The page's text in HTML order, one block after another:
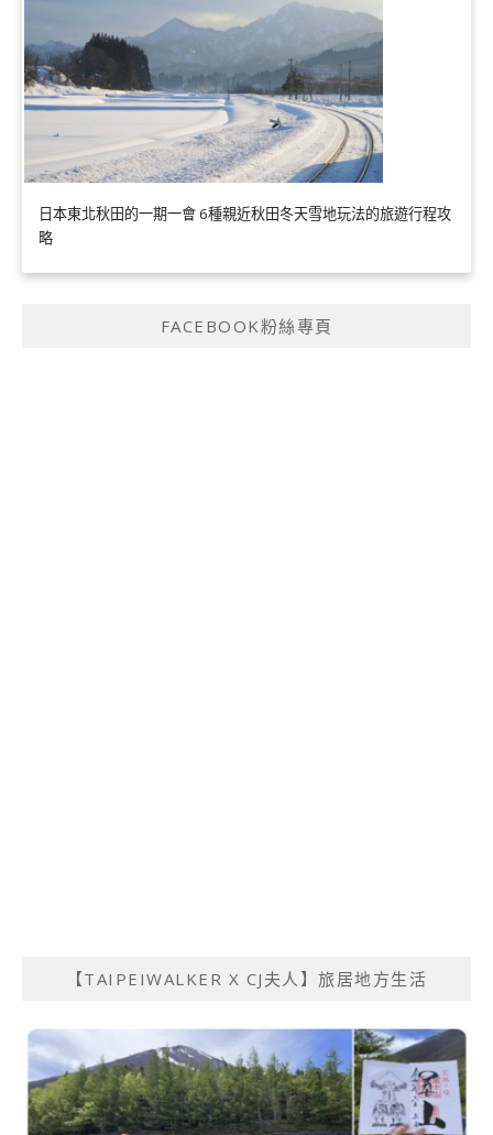
日本東北秋田的一期一會 6種親近秋田冬天雪地玩法的旅遊行程攻
略
FACEBOOK粉絲專頁
【TAIPEIWALKER X CJ夫人】旅居地方生活